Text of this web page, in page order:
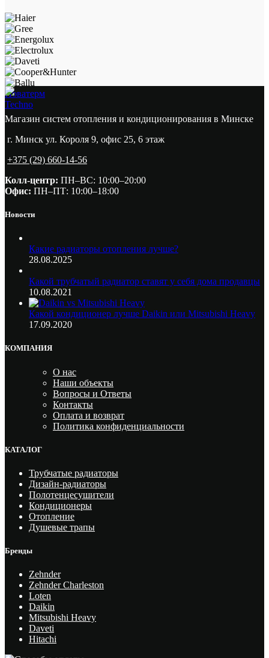
Новатерм
Techno
Магазин систем отопления и кондиционирования в Минске
г. Минск ул. Короля 9, офис 25, 6 этаж
+375 (29) 660-14-56
Колл-центр: ПН–ВС: 10:00–20:00​
Офис: ПН–ПТ: 10:00–18:00
Новости
Какие радиаторы отопления лучше?
28.08.2025
Какой трубчатый радиатор ставят у себя дома продавцы
10.08.2021
Какой кондиционер лучше Daikin или Mitsubishi Heavy
17.09.2020
КОМПАНИЯ
О нас
Наши объекты
Вопросы и Ответы
Контакты
Оплата и возврат
Политика конфиденциальности
КАТАЛОГ
Трубчатые радиаторы
Дизайн-радиаторы
Полотенцесушители
Кондиционеры
Отопление
Душевые трапы
Бренды
Zehnder
Zehnder Charleston
Loten
Daikin
Mitsubishi Heavy
Daveti
Hitachi